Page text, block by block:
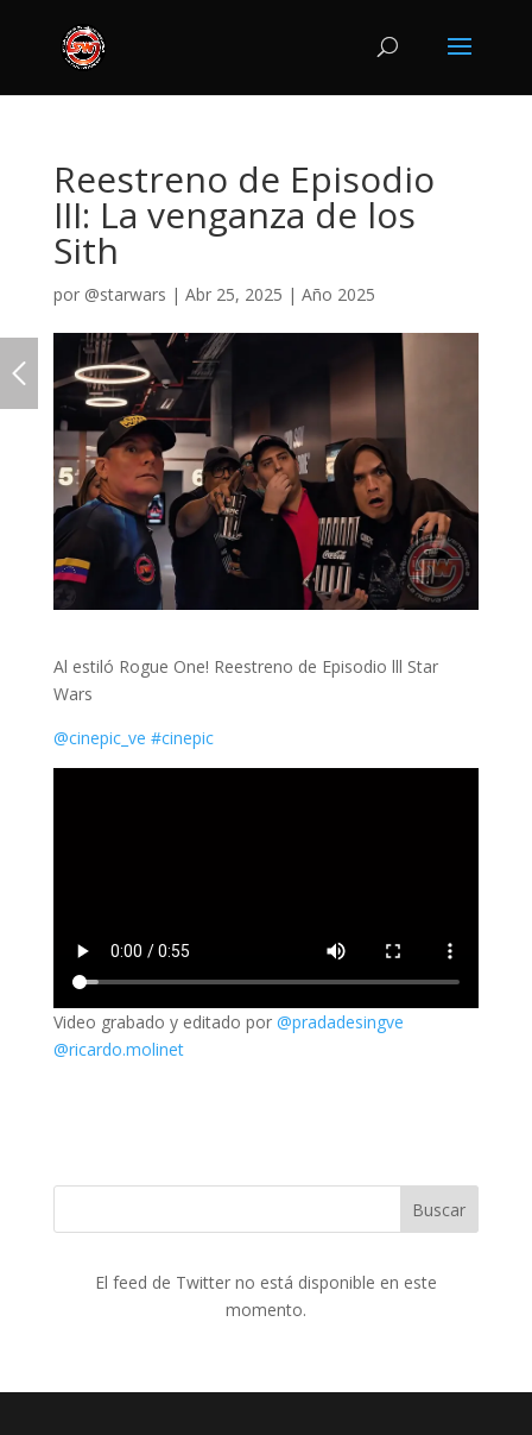
Reestreno de Episodio
III: La venganza de los
Sith
por @starwars | Abr 25, 2025 | Año 2025
Al estiló Rogue One! Reestreno de Episodio lll Star
Wars
@cinepic_ve #cinepic
Video grabado y editado por @pradadesingve
@ricardo.molinet
Buscar
El feed de Twitter no está disponible en este
momento.